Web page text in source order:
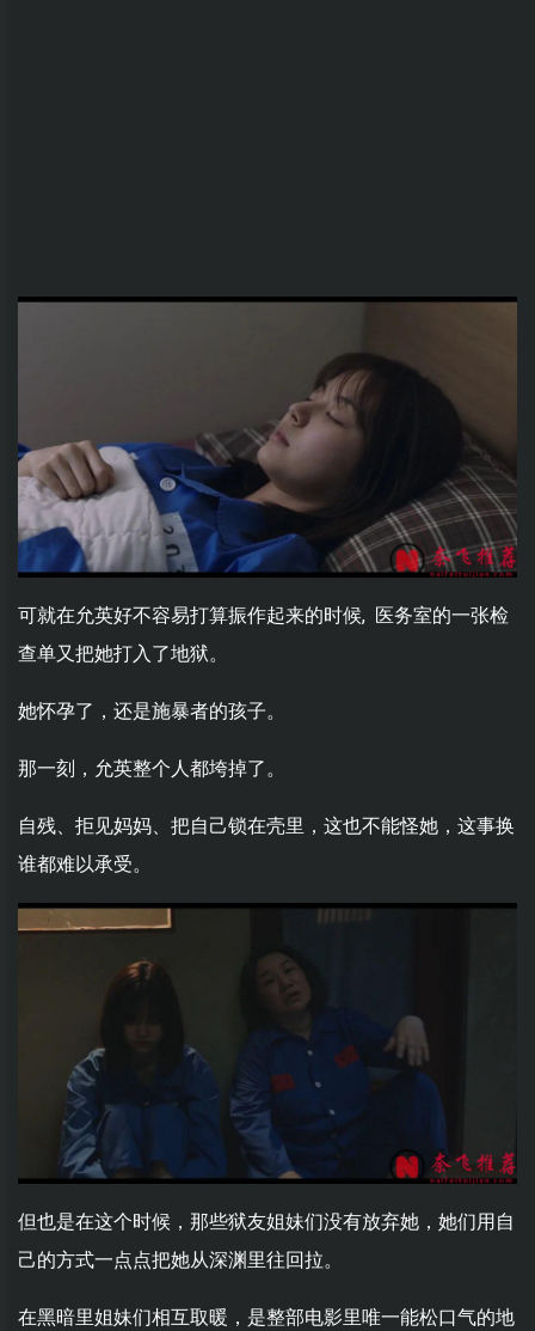
可就在允英好不容易打算振作起来的时候, 医务室的一张检
查单又把她打入了地狱。
她怀孕了，还是施暴者的孩子。
那一刻，允英整个人都垮掉了。
自残、拒见妈妈、把自己锁在壳里，这也不能怪她，这事换
谁都难以承受。
但也是在这个时候，那些狱友姐妹们没有放弃她，她们用自
己的方式一点点把她从深渊里往回拉。
在黑暗里姐妹们相互取暖，是整部电影里唯一能松口气的地